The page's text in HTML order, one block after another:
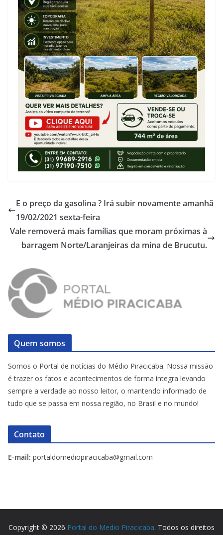
E o preço da gasolina ? Irá subir novamente amanhã
19/02/2021 sexta-feira
Vale removerá mais famílias que moram próximas à
barragem Norte/Laranjeiras da mina de Brucutu.
Quem somos
Somos o Portal de notícias do Médio Piracicaba. Nossa missão
é trazer os fatos e acontecimentos de forma íntegra levando
sempre a verdade ao nosso leitor, o mantendo informado de
tudo que se passa em nossa região, no Brasil e no mundo!
Contato
E-mail: portaldomediopiracicaba@gmail.com
Copyright © 2026 Portal do Medio Piracicaba. Todos os direitos